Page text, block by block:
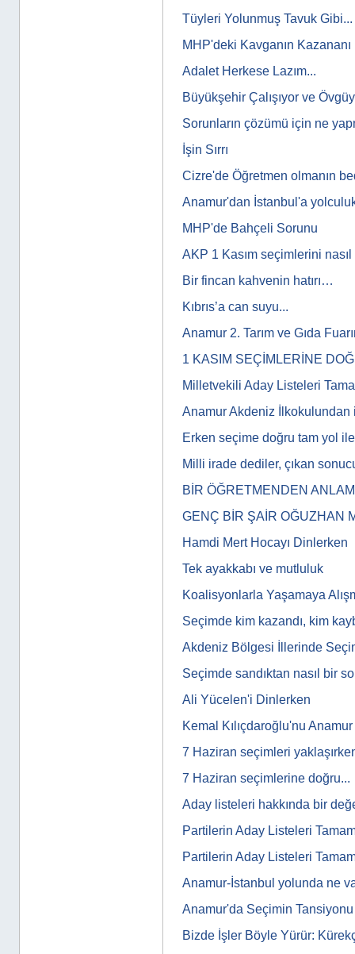
Tüyleri Yolunmuş Tavuk Gibi...
MHP'deki Kavganın
Adalet Herkese Lazım...
Büyükşehir Çalışıyor ve
Sorunların çözümü için ne
İşin Sırrı
Cizre'de Öğretmen olmanın
Anamur'dan İstanbul'a
MHP'de Bahçeli Sorunu
AKP 1 Kasım seçimlerini nasıl
Bir fincan kahvenin hatırı…
Kıbrıs’a can suyu...
Anamur 2. Tarım ve Gıda
1 KASIM SEÇİMLERİNE
Milletvekili Aday Listeleri
Anamur Akdeniz İlkokulundan
Erken seçime doğru tam yol
Milli irade dediler, çıkan
BİR ÖĞRETMENDEN
GENÇ BİR ŞAİR OĞUZHAN
Hamdi Mert Hocayı Dinlerken
Tek ayakkabı ve mutluluk
Koalisyonlarla Yaşamaya
Seçimde kim kazandı, kim
Akdeniz Bölgesi İllerinde
Seçimde sandıktan nasıl bir
Ali Yücelen'i Dinlerken
Kemal Kılıçdaroğlu'nu
7 Haziran seçimleri
7 Haziran seçimlerine doğru...
Aday listeleri hakkında bir
Partilerin Aday Listeleri
Partilerin Aday Listeleri
Anamur-İstanbul yolunda ne
Anamur'da Seçimin
Bizde İşler Böyle Yürür: